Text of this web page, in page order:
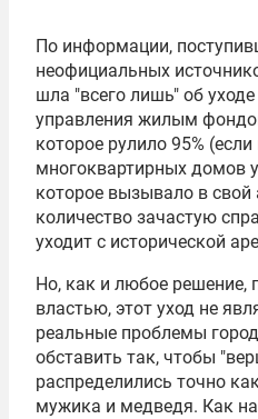
По информации,
неофициальных
шла "всего лишь" об
управления жилым
которое рулило 95%
многоквартирных домов
которое вызывало в свой
количество зачастую
уходит с исторической
Но, как и любое
властью, этот уход не
реальные проблемы
обставить так, чтобы
распределились точно
мужика и медведя. Как